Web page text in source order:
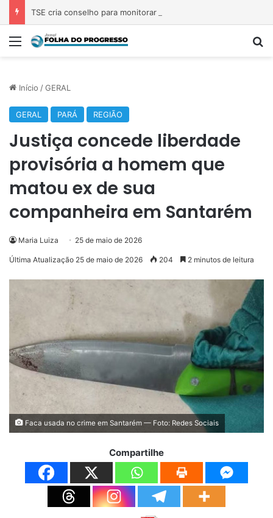
Menu
Início /GERAL
GERAL PARÁ REGIÃO
Justiça concede liberdade
provisória a homem que
matou ex de sua
companheira em Santarém
Maria Luiza 25 de maio de 2026
Última Atualização 25 de maio de 2026 204 2 minutos de leitura
Faca usada no crime em Santarém — Foto: Redes Sociais
Compartilhe